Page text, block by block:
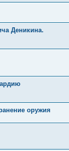
Деникина.
оружия